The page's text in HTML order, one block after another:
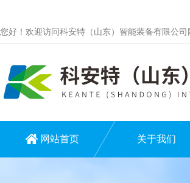
您好！欢迎访问科安特（山东）智能装备有限公司
网站首页 关于我们